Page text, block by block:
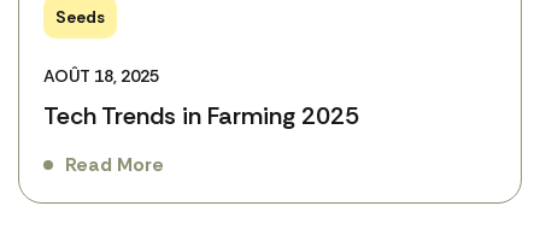
Seeds
AOÛT 18, 2025
Tech Trends in Farming 2025
Read More